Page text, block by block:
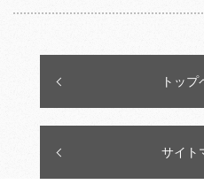
トップ
サイト